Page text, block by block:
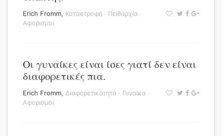
Erich Fromm, Καταστροφή · Πειθαρχία ·
Αφορισμοί
Οι γυναίκες είναι ίσες γιατί δεν είναι
διαφορετικές πια.
Erich Fromm, Διαφορετικότητα · Γυναίκα ·
Αφορισμοί